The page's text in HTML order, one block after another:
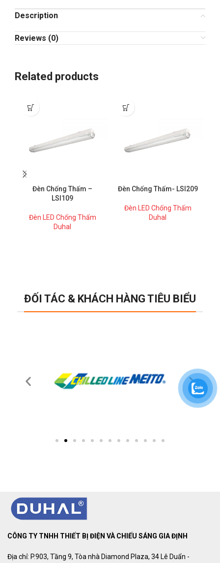
Description
Reviews (0)
Related products
Đèn Chống Thấm –
LSI109
Đèn LED Chống Thấm
Duhal
Đèn Chống Thấm- LSI209
Đèn LED Chống Thấm
Duhal
ĐỐI TÁC & KHÁCH HÀNG TIÊU BIỂU
CÔNG TY TNHH THIẾT BỊ ĐIỆN VÀ CHIẾU SÁNG GIA ĐỊNH
Địa chỉ: P.903, Tầng 9, Tòa nhà Diamond Plaza, 34 Lê Duẩn -